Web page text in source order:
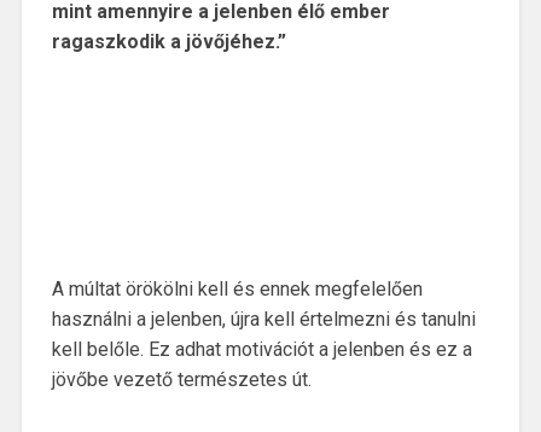
mint amennyire a jelenben élő ember
ragaszkodik a jövőjéhez.”
A múltat örökölni kell és ennek megfelelően
használni a jelenben, újra kell értelmezni és tanulni
kell belőle. Ez adhat motivációt a jelenben és ez a
jövőbe vezető természetes út.